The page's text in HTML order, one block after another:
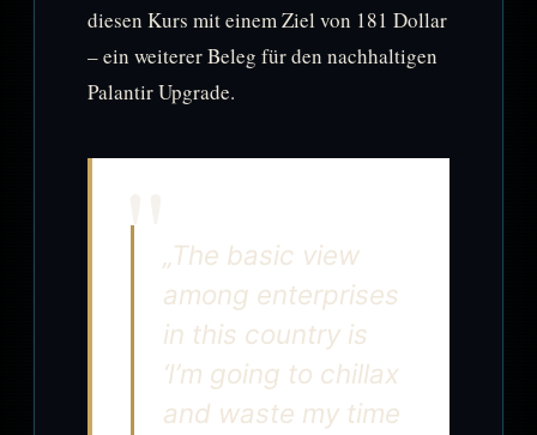
diesen Kurs mit einem Ziel von 181 Dollar
– ein weiterer Beleg für den nachhaltigen
Palantir Upgrade.
„The basic view
among enterprises
in this country is
‘I’m going to chillax
and waste my time